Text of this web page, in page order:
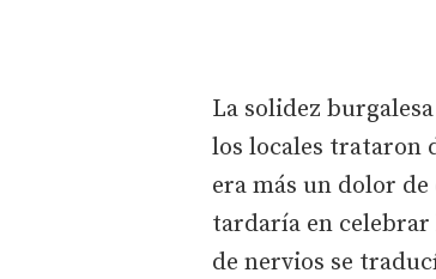
La solidez
los locales trataron
era más un dolor
tardaría en celebrar
de nervios se